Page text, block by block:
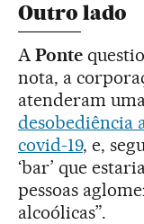
Outro lado
APonte
nota, a
atenderam
desobediência
covid-19, e,
‘bar’ que
pessoas
alcoólicas”.